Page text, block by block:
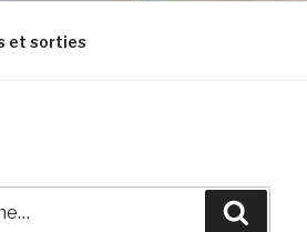
et sorties